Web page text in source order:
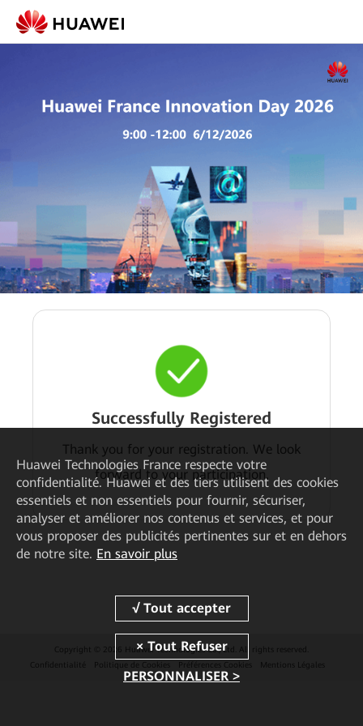
Successfully Registered
Thank you for your registration. We look
forward to your participation.
Copyright © 2026 Huawei Technologies Co., Ltd. All rights reserved.
Politique de Cookies Mentions Légales
Huawei Technologies France respecte votre
confidentialité. Huawei et des tiers utilisent des cookies
essentiels et non essentiels pour fournir, sécuriser,
analyser et améliorer nos contenus et services, et pour
vous proposer des publicités pertinentes sur et en dehors
de notre site. En savoir plus
PERSONNALISER >